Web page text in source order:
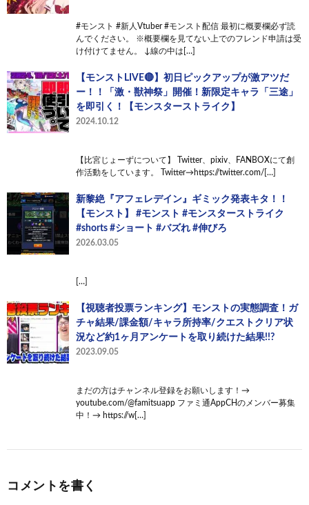
#モンスト #新人Vtuber #モンスト配信 最初に概要欄必ず読
んでください。 ※概要欄を見てない上でのフレンド申請は受
け付けてません。 ↓線の中は[…]
【モンストLIVE🔴】初日ピックアップが激アツだ
ー！！「激・獣神祭」開催！新限定キャラ「三途」
を即引く！【モンスターストライク】
2024.10.12
【比宮じょーずについて】 Twitter、pixiv、FANBOXにて創
作活動をしています。 Twitter→https://twitter.com/[…]
新黎絶『アフェレデイン』ギミック発表キタ！！
【モンスト】 #モンスト #モンスターストライク
#shorts #ショート #バズれ #伸びろ
2026.03.05
[…]
【視聴者投票ランキング】モンストの実態調査！ガ
チャ結果/課金額/キャラ所持率/クエストクリア状
況など約1ヶ月アンケートを取り続けた結果!!?
2023.09.05
まだの方はチャンネル登録をお願いします！→
youtube.com/@famitsuapp ファミ通AppCHのメンバー募集
中！→ https://w[…]
コメントを書く